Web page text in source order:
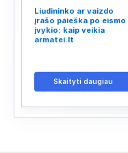
Liudininko ar vaizdo
įrašo paieška po eismo
įvykio: kaip veikia
armatei.lt
Skaityti daugiau